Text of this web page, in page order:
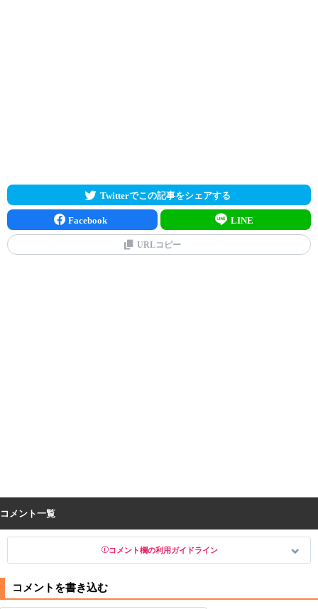
Twitterでこの記事をシェアする
Facebook LINE
URLコピー
コメント一覧
コメント欄の利用ガイドライン
以下の書き込みを禁止とし、場合によってはコメント削除や書き込み制